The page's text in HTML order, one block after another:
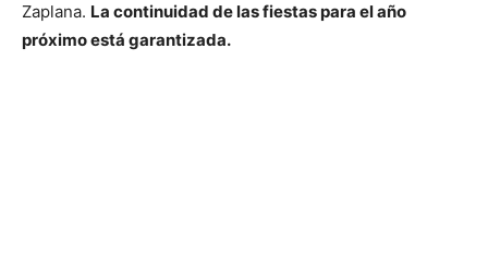
Zaplana. La continuidad de las fiestas para el año
próximo está garantizada.